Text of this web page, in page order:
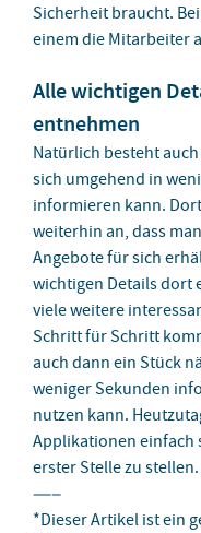
Sicherheit braucht.
einem die Mitarbeiter
Alle wichtigen
entnehmen
Natürlich besteht
sich umgehend in
informieren kann.
weiterhin an, dass
Angebote für sich
wichtigen Details dort
viele weitere
Schritt für Schritt
auch dann ein Stück
weniger Sekunden
nutzen kann.
Applikationen einfach
erster Stelle zu stellen.
—–
*Dieser Artikel ist ein